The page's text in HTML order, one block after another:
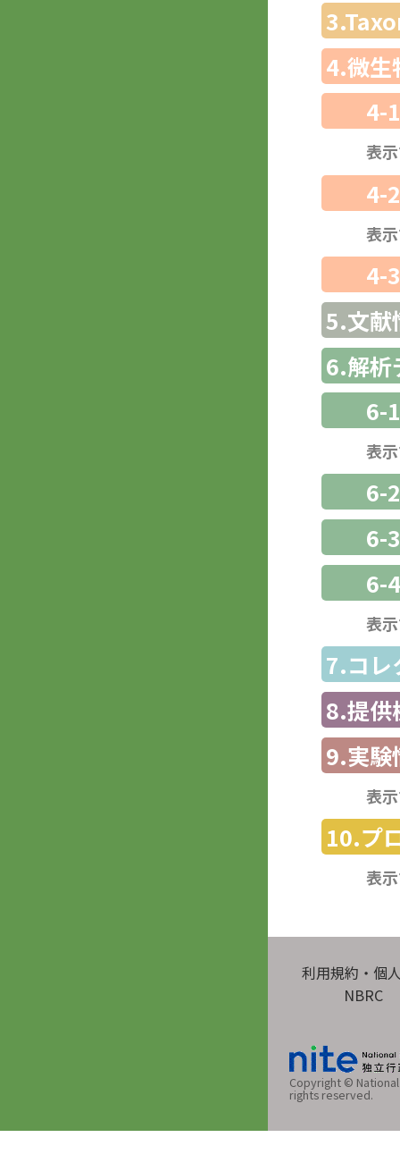
4.微生
4-
表
4-
表
4-
5.文献
6.解析
6-
表
6-
6-
6-
表
7.コレ
8.提供
9.実験
表
10.プ
表
利用規約・個
NBRC
Copyright ©
rights reserved.